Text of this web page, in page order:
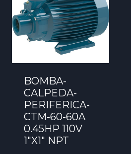
BOMBA-
CALPEDA-
PERIFERICA-
CTM-60-60A
0.45HP 110V
1″X1″ NPT